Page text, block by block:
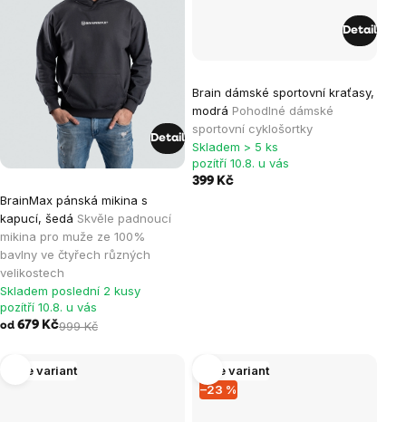
BrainMax pánská mikina s
kapucí, šedá Skvěle padnoucí
mikina pro muže ze 100%
bavlny ve čtyřech různých
velikostech
Skladem poslední 2 kusy
pozítří 10.8. u vás
od 679 Kč999 Kč
Detail
Brain dámské sportovní kraťasy,
modrá Pohodlné dámské
sportovní cyklošortky
Skladem > 5 ks
pozítří 10.8. u vás
399 Kč
Detail
Více variant
–23 %
Více variant